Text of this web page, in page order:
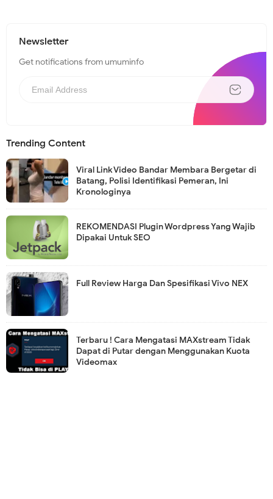
Newsletter
Get notifications from umuminfo
Trending Content
Viral Link Video Bandar Membara Bergetar di
Batang, Polisi Identifikasi Pemeran, Ini
Kronologinya
REKOMENDASI Plugin Wordpress Yang Wajib
Dipakai Untuk SEO
Full Review Harga Dan Spesifikasi Vivo NEX
Terbaru ! Cara Mengatasi MAXstream Tidak
Dapat di Putar dengan Menggunakan Kuota
Videomax